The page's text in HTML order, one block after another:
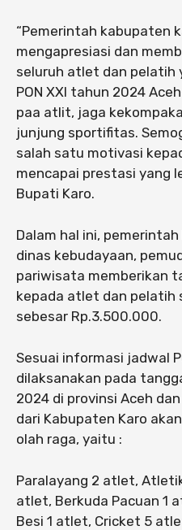
“Pemerintah kabupaten
mengapresiasi dan
seluruh atlet dan pelatih
PON XXI tahun 2024
paa atlit, jaga
junjung sportifitas.
salah satu motivasi
mencapai prestasi yang
Bupati Karo.
Dalam hal ini,
dinas kebudayaan,
pariwisata memberikan
kepada atlet dan pelatih
sebesar Rp.3.500.000.
Sesuai informasi jadwal
dilaksanakan pada
2024 di provinsi Aceh
dari Kabupaten Karo
olah raga, yaitu :
Paralayang 2 atlet,
atlet, Berkuda Pacuan 1
Besi 1 atlet, Cricket 5